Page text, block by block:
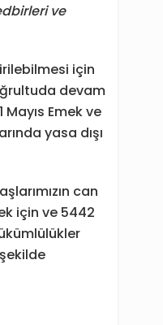
ve
için
devam
Emek ve
yasa dışı
can
için ve 5442